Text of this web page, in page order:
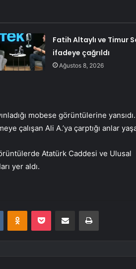
Fatih Altaylı ve Timur
ifadeye çağrıldı
Ağustos 8, 2026
mobese görüntülerine yansıdı.
çalışan Ali A.’ya çarptığı anlar
Atatürk Caddesi ve Ulusal
yer aldı.
VKontakteOdnoklassniki
Pocket E-Posta ile paylaş Yazdır